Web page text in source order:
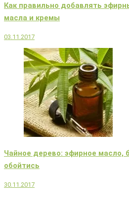
Как правильно добавлять
масла и кремы
03.11.2017
Чайное дерево: эфирное масло,
обойтись
30.11.2017